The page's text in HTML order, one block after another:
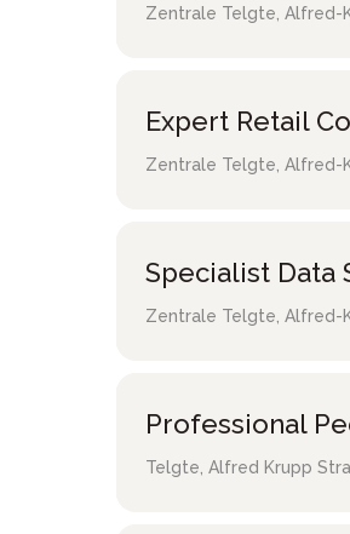
Zentrale Telgte Alfred-
Expert Retail
Zentrale Telgte Alfred-
Specialist
Zentrale Telgte Alfred-
Professional
Telgte Alfred Krupp